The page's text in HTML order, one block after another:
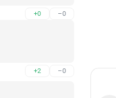
+0 –0
+2 –0